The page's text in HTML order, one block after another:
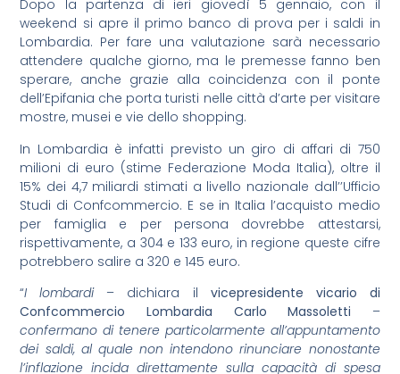
Dopo la partenza di ieri giovedì 5 gennaio, con il
weekend si apre il primo banco di prova per i saldi in
Lombardia. Per fare una valutazione sarà necessario
attendere qualche giorno, ma le premesse fanno ben
sperare, anche grazie alla coincidenza con il ponte
dell’Epifania che porta turisti nelle città d’arte per visitare
mostre, musei e vie dello shopping.
In Lombardia è infatti previsto un giro di affari di 750
milioni di euro (stime Federazione Moda Italia), oltre il
15% dei 4,7 miliardi stimati a livello nazionale dall’’Ufficio
Studi di Confcommercio. E se in Italia l’acquisto medio
per famiglia e per persona dovrebbe attestarsi,
rispettivamente, a 304 e 133 euro, in regione queste cifre
potrebbero salire a 320 e 145 euro.
“I lombardi– dichiara il vicepresidente vicario di
Confcommercio Lombardia Carlo Massoletti –
confermano di tenere particolarmente all’appuntamento
dei saldi, al quale non intendono rinunciare nonostante
l’inflazione incida direttamente sulla capacità di spesa